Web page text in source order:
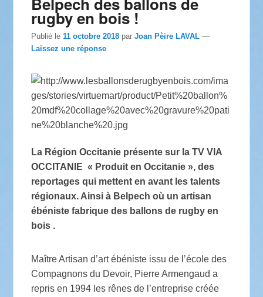
rugby en bois !
Publié le11 octobre 2018 parJoan Pèire LAVAL —
Laissez une réponse
La Région Occitanie présente sur la TV VIA
OCCITANIE « Produit en Occitanie », des
reportages qui mettent en avant les talents
régionaux. Ainsi à Belpech où un artisan
ébéniste fabrique des ballons de rugby en
bois .
Maître Artisan d’art ébéniste issu de l’école des
Compagnons du Devoir, Pierre Armengaud a
repris en 1994 les rênes de l’entreprise créée